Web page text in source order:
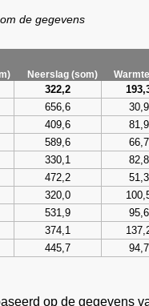
de gegevens
Neerslag (som)
322,2
656,6 30,9
409,6 81,9
589,6 66,7
330,1 82,8
472,2 51,3
320,0
531,9 95,6
374,1
445,7 94,7
op de gegevens